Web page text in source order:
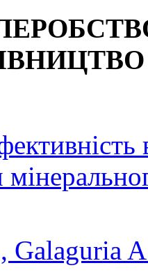
Galaguria